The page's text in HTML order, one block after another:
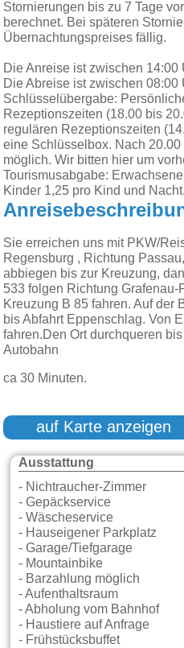
Stornierungen bis zu 7 Tage
berechnet. Bei späteren
Übernachtungspreises fällig.
Die Anreise ist zwischen 14:00
Die Abreise ist zwischen 08:00
Schlüsselübergabe:
Rezeptionszeiten (18.00 bis
regulären Rezeptionszeiten
eine Schlüsselbox. Nach
möglich. Wir bitten hier um
Tourismusabgabe:
Kinder 1,25 pro Kind und Nacht.
Sie erreichen uns mit PKW/
Regensburg , Richtung
abbiegen bis zur Kreuzung,
533 folgen Richtung
Kreuzung B 85 fahren. Auf der
bis Abfahrt Eppenschlag. Von
fahren.Den Ort durchqueren
Autobahn
ca 30 Minuten.
auf Karte anzeigen
Ausstattung
- Nichtraucher-Zimmer
- Gepäckservice
- Wäscheservice
- Hauseigener Parkplatz
- Garage/Tiefgarage
- Mountainbike
- Barzahlung möglich
- Aufenthaltsraum
- Abholung vom Bahnhof
- Haustiere auf Anfrage
- Frühstücksbuffet